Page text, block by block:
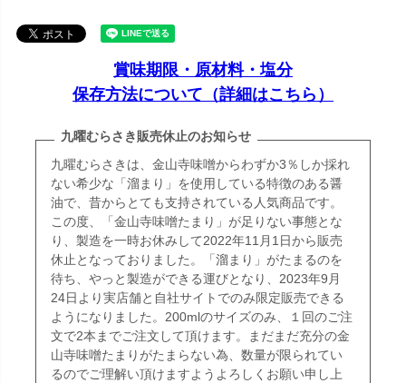
賞味期限・原材料・塩分
保存方法について（詳細はこちら）
九曜むらさき販売休止のお知らせ
九曜むらさきは、金山寺味噌からわずか3％しか採れ
ない希少な「溜まり」を使用している特徴のある醤
油で、昔からとても支持されている人気商品です。
この度、「金山寺味噌たまり」が足りない事態とな
り、製造を一時お休みして2022年11月1日から販売
休止となっておりました。「溜まり」がたまるのを
待ち、やっと製造ができる運びとなり、2023年9月
24日より実店舗と自社サイトでのみ限定販売できる
ようになりました。200mlのサイズのみ、１回のご注
文で2本までご注文して頂けます。まだまだ充分の金
山寺味噌たまりがたまらない為、数量が限られてい
るのでご理解い頂けますようよろしくお願い申し上